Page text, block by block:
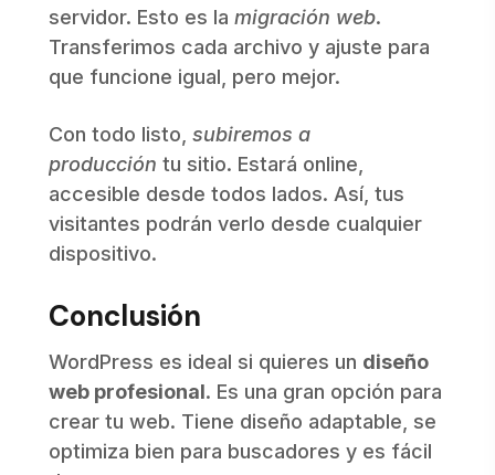
servidor. Esto es la migración web.
Transferimos cada archivo y ajuste para
que funcione igual, pero mejor.
Con todo listo, subiremos a
producción tu sitio. Estará online,
accesible desde todos lados. Así, tus
visitantes podrán verlo desde cualquier
dispositivo.
Conclusión
WordPress es ideal si quieres un diseño
web profesional. Es una gran opción para
crear tu web. Tiene diseño adaptable, se
optimiza bien para buscadores y es fácil